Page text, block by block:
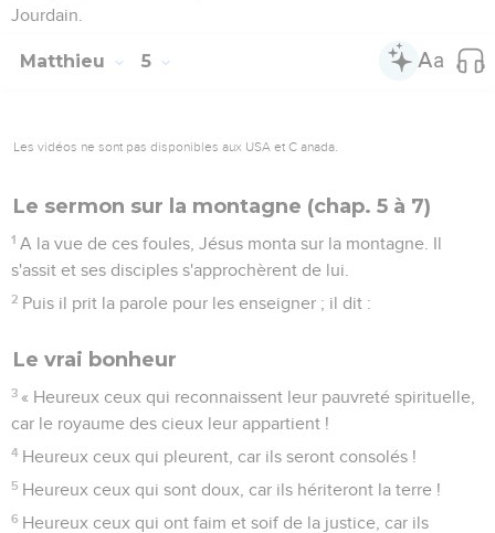
Jourdain.
Matthieu 5
Les vidéos ne sont pas disponibles aux USA et C anada.
Le sermon sur la montagne (chap. 5 à 7)
1 A la vue de ces foules, Jésus monta sur la montagne. Il
s'assit et ses disciples s'approchèrent de lui.
2 Puis il prit la parole pour les enseigner ; il dit :
Le vrai bonheur
3 « Heureux ceux qui reconnaissent leur pauvreté spirituelle,
car le royaume des cieux leur appartient !
4 Heureux ceux qui pleurent, car ils seront consolés !
5 Heureux ceux qui sont doux, car ils hériteront la terre !
6 Heureux ceux qui ont faim et soif de la justice, car ils